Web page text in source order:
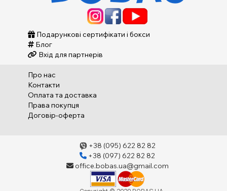
Подарункові сертифікати і бокси
Блог
Вхід для партнерів
Про нас
Контакти
Оплата та доставка
Права покупця
Договір-оферта
+38 (095) 622 82 82
+38 (097) 622 82 82
office.bobas.ua@gmail.com